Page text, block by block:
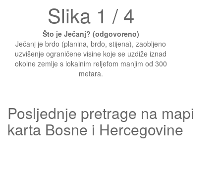
Slika 1 / 4
Što je Ječanj? (odgovoreno)
Ječanj je brdo (planina, brdo, stijena), zaobljeno
uzvišenje ograničene visine koje se uzdiže iznad
okolne zemlje s lokalnim reljefom manjim od 300
metara.
Posljednje pretrage na mapi
karta Bosne i Hercegovine